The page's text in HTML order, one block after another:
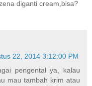
diganti cream,bisa?
22, 2014 3:12:00 PM
pengental ya, kalau
mau tambah krim atau